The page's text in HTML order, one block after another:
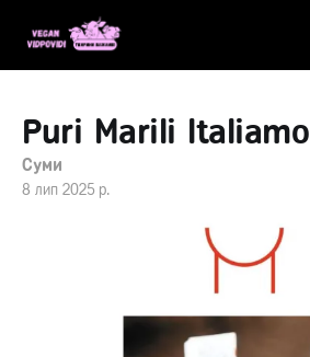
Puri Marili Italiamo
Суми
8 лип 2025 р.